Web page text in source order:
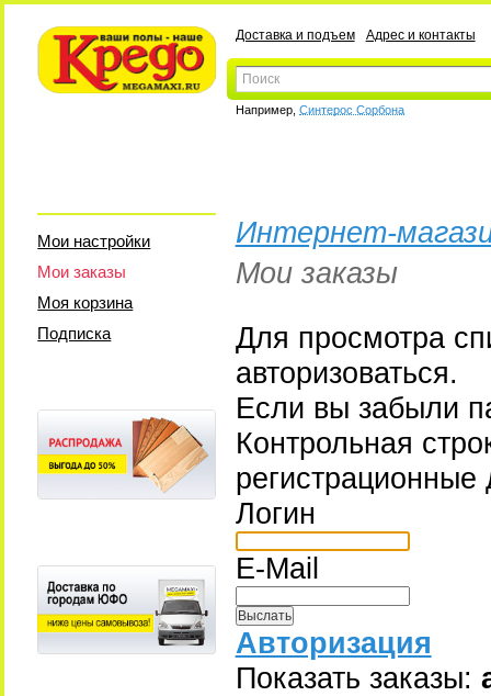
Доставка и подъем Адрес и контакты
Например, Синтерос Сорбона
Мои настройки
Мои заказы
Моя корзина
Подписка
Интернет-
Мои заказы
Для просмотра
авторизоваться.
Если вы забыли
Контрольная
Логин
E-Mail
Авторизация
Показать заказы: